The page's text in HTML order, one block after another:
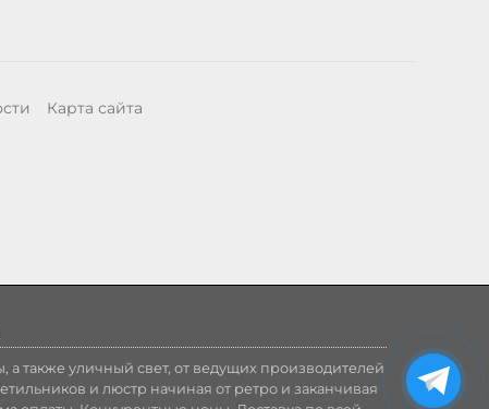
Карта сайта
также уличный свет, от ведущих производителей
и люстр начиная от ретро и заканчивая